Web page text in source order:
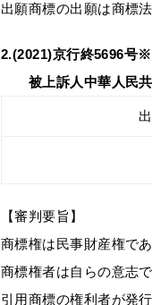
出願商標の出願は商標
2.(2021)京行終5696号
被上訴人中華人民共
【審判要旨】
商標権は民事財産権で
商標権者は自らの意志
引用商標の権利者が発